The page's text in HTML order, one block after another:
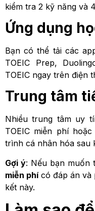
kiểm tra 2 kỹ năng và
Ứng dụng
Bạn có thể tải các
TOEIC Prep,
TOEIC ngay trên điện
Trung tâm
Nhiều trung tâm uy
TOEIC miễn phí
trình cá nhân hóa sau
Gợi ý: Nếu bạn muốn
miễn phícó đáp án và
kết này.